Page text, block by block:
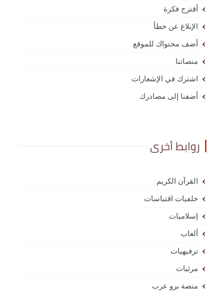
أقترح فكرة
الإبلاغ عن خطأ
أضف محتواك للموقع
منصاتنا
اشترك في الإشعارات
أضفنا إلى مصادرك
روابط أخرى
القرآن الكريم
خلفيات اقتباسات
إسلاميات
ألعاب
ترفيهيات
مرئيات
منصة برو عرب